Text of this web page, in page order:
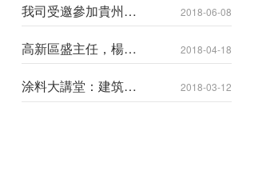
我司受邀參加貴州區
域外墻保溫涂料專家
2018-06-08
高新區盛主任，楊局
長一行領導蒞臨公司
2018-04-18
涂料大講堂：建筑反
射隔熱涂料—熱反射
2018-03-12